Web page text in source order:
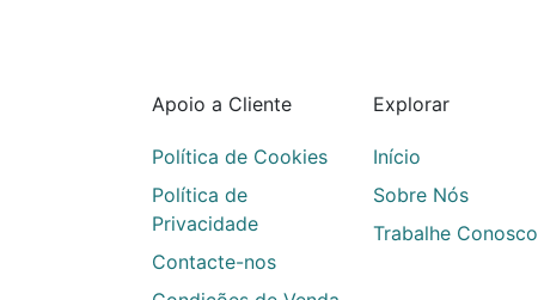
Apoio a Cliente
Política de Cookies
Política de
Privacidade
Contacte-nos
Explorar
Início
Sobre Nós
Trabalhe Conosco